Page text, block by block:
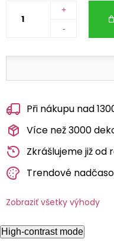
+
-
Při nákupu nad
Více než 3000
Zkrášlujeme již od
Trendové
Zobraziť všetky výhody
High-contrast mode